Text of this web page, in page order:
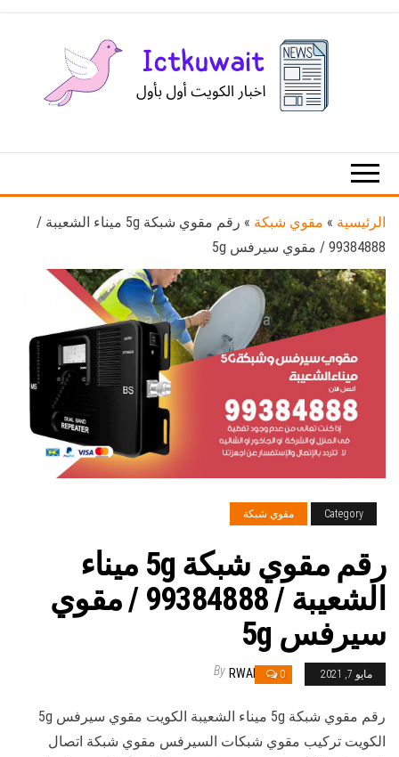
الكويت
الرئيسية » مقوي شبكة »
رقم مقوي شبكة 5g ميناء الشعيبة /
99384888 / مقوي سيرفس 5g
Category مقوي شبكة
رقم مقوي شبكة 5g ميناء
الشعيبة / 99384888 / مقوي
سيرفس 5g
مايو 7, 2021 0
By RWAN
رقم مقوي شبكة 5g ميناء الشعيبة الكويت مقوي سيرفس 5g
الكويت تركيب مقوي شبكات السيرفس مقوي شبكة اتصال